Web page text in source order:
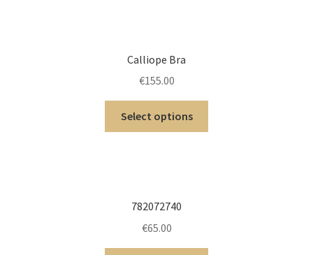
Calliope Bra
€155.00
Select options
782072740
€65.00